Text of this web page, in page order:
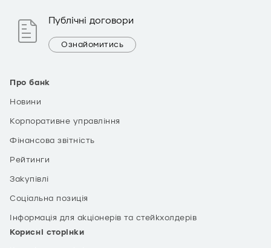
Про банк
Новини
Корпоративне управління
Фінансова звітність
Рейтинги
Закупівлі
Соціальна позиція
Інформація для акціонерів та стейкхолдерів
Корисні сторінки
Публічні договори
Ознайомитись